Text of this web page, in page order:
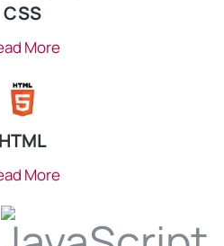
CSS
More
HTML
More